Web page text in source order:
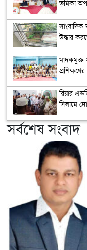
ভূমিকা
সাংবাদিক
উদ্ধার
মাদকমুক্ত
রিয়ার
সিলামে
সর্বশেষ সংবাদ